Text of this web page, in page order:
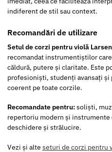
indiferent de stil sau context.
Recomandări de utilizare
Setul de corzi pentru violă
recomandat instrumentiștilor
căldură, putere și claritate. Este
profesioniști, studenți avansați și
coerent pe toate corzile.
Recomandate pentru:soliști,
repertoriu modern și instrumente
deschidere și strălucire.
Vezi și alte seturi de corzi pentru